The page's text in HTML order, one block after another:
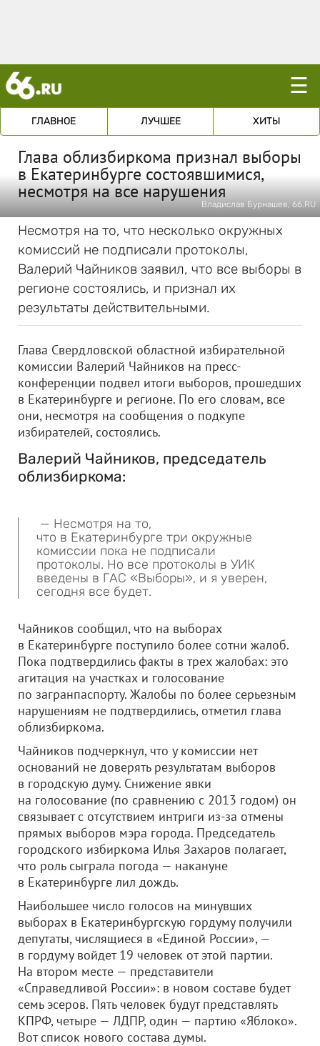
☰
ГЛАВНОЕ ЛУЧШЕЕ ХИТЫ
Глава облизбиркома признал выборы
в Екатеринбурге состоявшимися,
несмотря на все нарушения
Владислав Бурнашев, 66.RU
Несмотря на то, что несколько окружных
комиссий не подписали протоколы,
Валерий Чайников заявил, что все выборы в
регионе состоялись, и признал их
результаты действительными.
Глава Свердловской областной избирательной
комиссии Валерий Чайников на пресс-
конференции подвел итоги выборов, прошедших
в Екатеринбурге и регионе. По его словам, все
они, несмотря на сообщения о подкупе
избирателей, состоялись.
Валерий Чайников, председатель
облизбиркома:
— Несмотря на то,
что в Екатеринбурге три окружные
комиссии пока не подписали
протоколы. Но все протоколы в УИК
введены в ГАС «Выборы», и я уверен,
сегодня все будет.
Чайников сообщил, что на выборах
в Екатеринбурге поступило более сотни жалоб.
Пока подтвердились факты в трех жалобах: это
агитация на участках и голосование
по загранпаспорту. Жалобы по более серьезным
нарушениям не подтвердились, отметил глава
облизбиркома.
Чайников подчеркнул, что у комиссии нет
оснований не доверять результатам выборов
в городскую думу. Снижение явки
на голосование (по сравнению с 2013 годом) он
связывает с отсутствием интриги из-за отмены
прямых выборов мэра города. Председатель
городского избиркома Илья Захаров полагает,
что роль сыграла погода — накануне
в Екатеринбурге лил дождь.
Наибольшее число голосов на минувших
выборах в Екатеринбургскую гордуму получили
депутаты, числящиеся в «Единой России», —
в гордуму войдет 19 человек от этой партии.
На втором месте — представители
«Справедливой России»: в новом составе будет
семь эсеров. Пять человек будут представлять
КПРФ, четыре — ЛДПР, один — партию «Яблоко».
Вот список нового состава думы.